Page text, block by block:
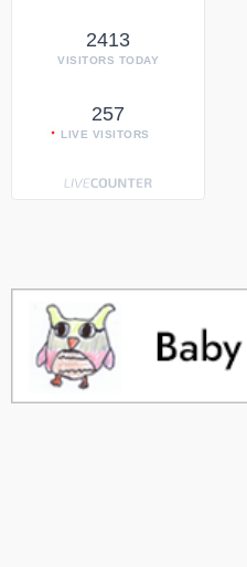
2413
VISITORS TODAY
257
LIVE VISITORS